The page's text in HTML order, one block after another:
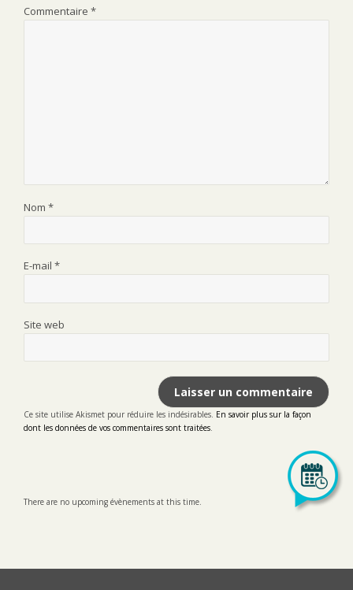
Commentaire *
Nom *
E-mail *
Site web
Ce site utilise Akismet pour réduire les indésirables. En savoir plus sur la façon
dont les données de vos commentaires sont traitées.
There are no upcoming évènements at this time.